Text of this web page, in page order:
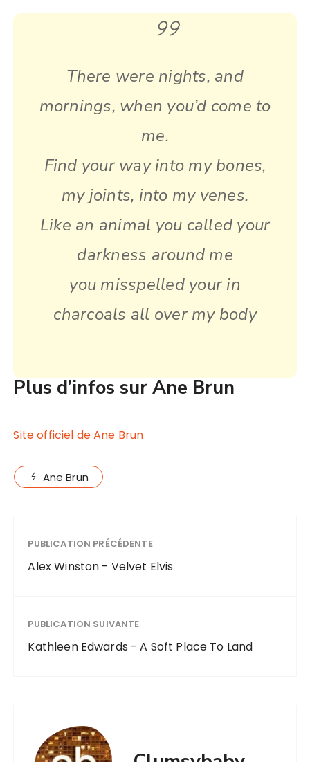
There were nights, and
mornings, when you’d come to
me.
Find your way into my bones,
my joints, into my venes.
Like an animal you called your
darkness around me
you misspelled your in
charcoals all over my body
Plus d’infos sur Ane Brun
Site officiel de Ane Brun
Ane Brun
PUBLICATION PRÉCÉDENTE
Alex Winston - Velvet Elvis
PUBLICATION SUIVANTE
Kathleen Edwards - A Soft Place To Land